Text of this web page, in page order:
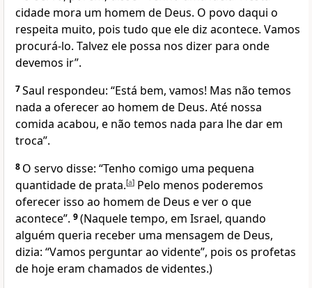
cidade mora um homem de Deus. O povo daqui o
respeita muito, pois tudo que ele diz acontece. Vamos
procurá-lo. Talvez ele possa nos dizer para onde
devemos ir”.
7Saul respondeu: “Está bem, vamos! Mas não temos
nada a oferecer ao homem de Deus. Até nossa
comida acabou, e não temos nada para lhe dar em
troca”.
8 O servo disse: “Tenho comigo uma pequena
quantidade de prata.[a] Pelo menos poderemos
oferecer isso ao homem de Deus e ver o que
acontece”. 9(Naquele tempo, em Israel, quando
alguém queria receber uma mensagem de Deus,
dizia: “Vamos perguntar ao vidente”, pois os profetas
de hoje eram chamados de videntes.)